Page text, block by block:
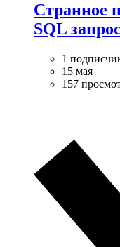
Странное
SQL
1
15 мая
157